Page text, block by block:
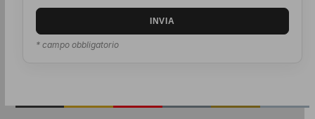
* campo obbligatorio